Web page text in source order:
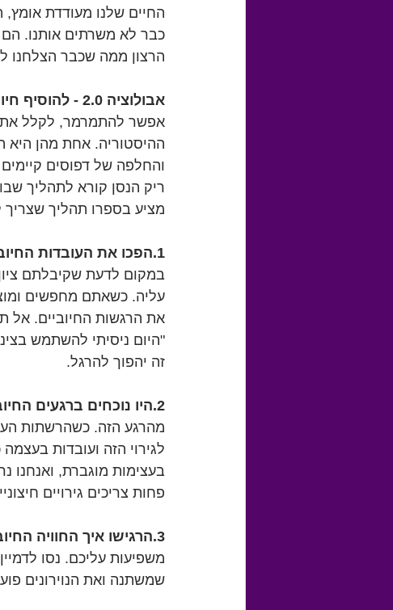
החיים שלנו מעודדת אומץ,
כבר לא משרתים אותנו. הם
הרצון ממה שכבר הצלחנו
אבולוציה 2.0 - להוסיף חיוביות ליומיום
אפשר להתמרמר, לקלל את
ההיסטוריה. אחת מהן היא
והחלפה של דפוסים
ריק הנסן קורא לתהליך
מציע בספרו תהליך שצריך
1.הפכו את העובדות החיוביות לחוויות:
במקום לדעת שקיבלתם
עליה. כשאתם מחפשים
את הרגשות החיוביים. אל
"היום ניסיתי להשתמש
זה יהפוך להרגל.
2.היו נוכחים ברגעים החיוביים:
מהרגע הזה. כשהרשתות
לגירוי הזה ועובדות
בעצימות מוגברת, ואנחנו
פחות צריכים גירויים
3.הרגישו איך החוויה החיובית נספגת לתוככם:
משפיעות עליכם. נסו
שמשתנה ואת הנוירונים